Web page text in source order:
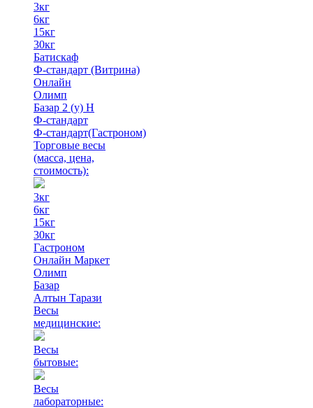
3кг
6кг
15кг
30кг
Батискаф
Ф-стандарт (Витрина)
Онлайн
Олимп
Базар 2 (у) Н
Ф-стандарт
Ф-стандарт(Гастроном)
Торговые весы
(масса, цена,
стоимость):
3кг
6кг
15кг
30кг
Гастроном
Онлайн Маркет
Олимп
Базар
Алтын Тарази
Весы
медицинские:
Весы
бытовые:
Весы
лабораторные: